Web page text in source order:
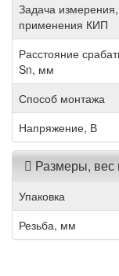
Задача измерения,
применения КИП
Расстояние
Sn, мм
Способ монтажа
Напряжение, В
Размеры, вес
Упаковка
Резьба, мм